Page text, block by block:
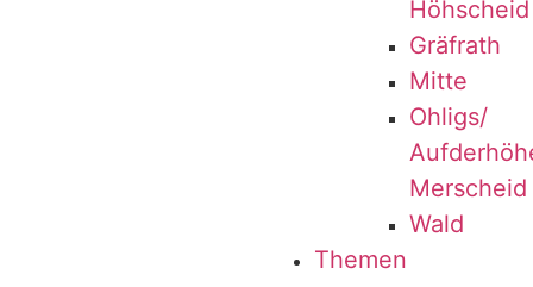
Höhscheid
Grä­f­rath
Mit­te
Ohligs/​
Merscheid
Wald
The­men